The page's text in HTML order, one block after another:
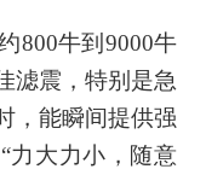
800牛到9000牛
滤震，特别是急
，能瞬间提供强
力大力小，随意